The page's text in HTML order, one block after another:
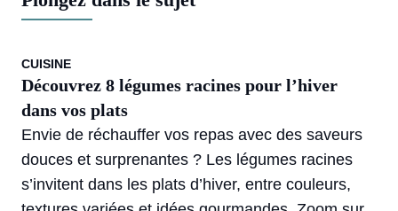
CUISINE
Découvrez 8 légumes racines pour l’hiver
dans vos plats
Envie de réchauffer vos repas avec des saveurs
douces et surprenantes ? Les légumes racines
s’invitent dans les plats d’hiver, entre couleurs,